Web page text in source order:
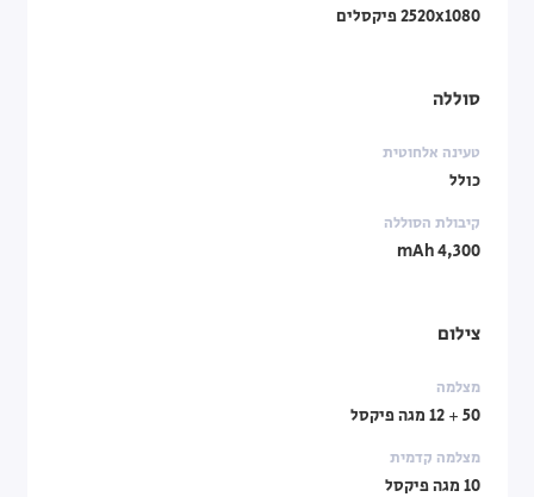
2520x1080 פיקסלים
סוללה
טעינה אלחוטית
כולל
קיבולת הסוללה
4,300 mAh
צילום
מצלמה
50 + 12 מגה פיקסל
מצלמה קדמית
10 מגה פיקסל